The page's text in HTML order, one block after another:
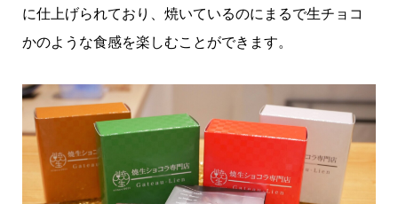
に仕上げられており、焼いているのにまるで生チョコ
かのような食感を楽しむことができます。